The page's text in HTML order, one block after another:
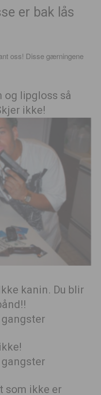
er bak lås
oss! Disse gærningene
og lipgloss så
ikke!
kanin. Du blir
som ikke er